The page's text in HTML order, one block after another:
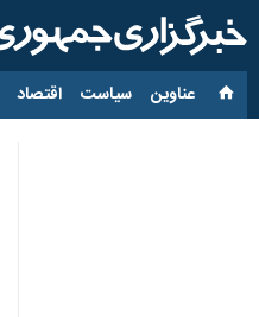
عناوین‌ سیاست اقتصاد